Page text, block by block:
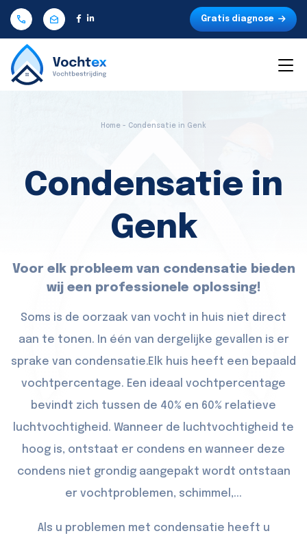
Gratis diagnose
Home - Condensatie in Genk
Condensatie in
Genk
Voor elk probleem van condensatie bieden
wij een professionele oplossing!
Soms is de oorzaak van vocht in huis niet direct
aan te tonen. In één van dergelijke gevallen is er
sprake van condensatie.Elk huis heeft een bepaald
vochtpercentage. Een ideaal vochtpercentage
bevindt zich tussen de 40% en 60% relatieve
luchtvochtigheid. Wanneer de luchtvochtigheid te
hoog is, ontstaat er condens en wanneer deze
condens niet grondig aangepakt wordt ontstaan
er vochtproblemen, schimmel,...
Als u problemen met condensatie heeft u